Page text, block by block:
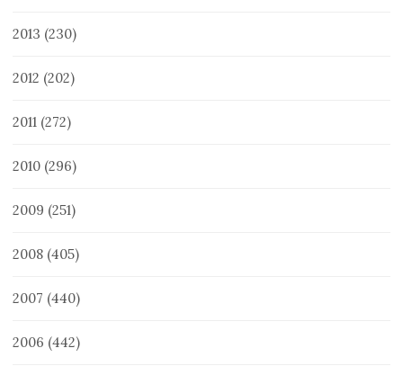
2013 (230)
2012 (202)
2011 (272)
2010 (296)
2009 (251)
2008 (405)
2007 (440)
2006 (442)